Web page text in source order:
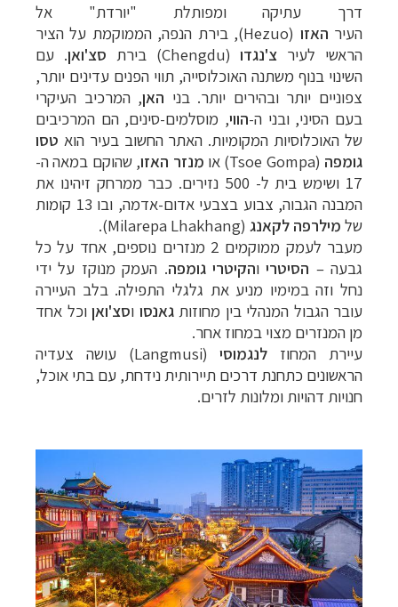
דרך
עתיקה ומפותלת "יורדת" אל
העיר האזו (
Hezuo
)
,בירת הנפה, הממוקמת על הציר
הראשי לעיר צ'נגדו (
Chengdu) בירת סצ'ואן. עם
השינוי בנוף משתנה האוכלוסייה, תווי הפנים עדינים יותר,
צפוניים יותר ובהירים יותר.בני האן, המרכיב העיקרי
בעם הסיני, ובני ה-הווי, מוסלמים-סינים, הם המרכיבים
של האוכלוסיות המקומיות. האתר החשוב בעיר הוא טסו
גומפה (Tsoe Gompa) או מנזר האזו, שהוקם במאהה-
17 ושימש בית ל- נזירים. כבר ממרחק זיהינו את
המבנה הגבוה, צבוע בצבעי אדום-אדמה, ובו
קומות
של מילרפה לקאנג (Milarepa Lhakhang)
.
מעבר לעמק ממוקמים מנזרים נוספים, אחד על כל
גבעה – הסיטריוהקיטרי גומפה. העמק מנוקז על ידי
נחל וזה במימיו מניע את גלגלי התפילה.בלב העיירה
עובר הגבול המנהלי בין מחוזות גאנסו וסצ'ואן וכל אחד
מן המנזרים מצוי במחוז אחר.
עיירת המחוז לנגמוסי (Langmusi) עושה
צעדיה
הראשונים כתחנת דרכים תיירותיתנידחת, עם בתי אוכל,
חנויות דהויותומלונות לזרים.